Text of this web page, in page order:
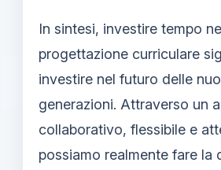
In sintesi, investire tempo
progettazione curriculare
investire nel futuro delle
generazioni. Attraverso un
collaborativo, flessibile e
possiamo realmente fare la